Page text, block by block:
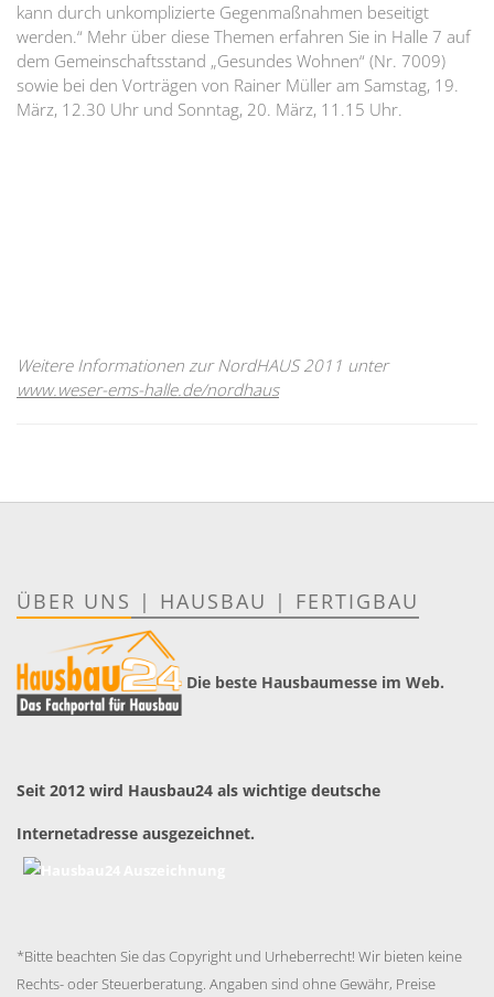
kann durch unkomplizierte Gegenmaßnahmen beseitigt
werden.“ Mehr über diese Themen erfahren Sie in Halle 7 auf
dem Gemeinschaftsstand „Gesundes Wohnen“ (Nr. 7009)
sowie bei den Vorträgen von Rainer Müller am Samstag, 19.
März, 12.30 Uhr und Sonntag, 20. März, 11.15 Uhr.
Weitere Informationen zur NordHAUS 2011 unter
www.weser-ems-halle.de/nordhaus
ÜBER UNS | HAUSBAU | FERTIGBAU
Die beste Hausbaumesse im Web.
Seit 2012 wird Hausbau24 als wichtige deutsche
Internetadresse ausgezeichnet.
*Bitte beachten Sie das Copyright und Urheberrecht! Wir bieten keine
Rechts- oder Steuerberatung. Angaben sind ohne Gewähr, Preise